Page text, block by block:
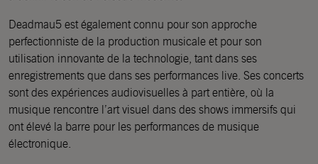
Deadmau5 est également connu pour son approche
perfectionniste de la production musicale et pour son
utilisation innovante de la technologie, tant dans ses
enregistrements que dans ses performances live. Ses concerts
sont des expériences audiovisuelles à part entière, où la
musique rencontre l’art visuel dans des shows immersifs qui
ont élevé la barre pour les performances de musique
électronique.